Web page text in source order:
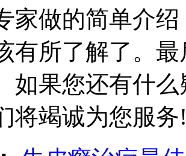
家做的简单介
有所了解了。
如果您还有什
将竭诚为您服务